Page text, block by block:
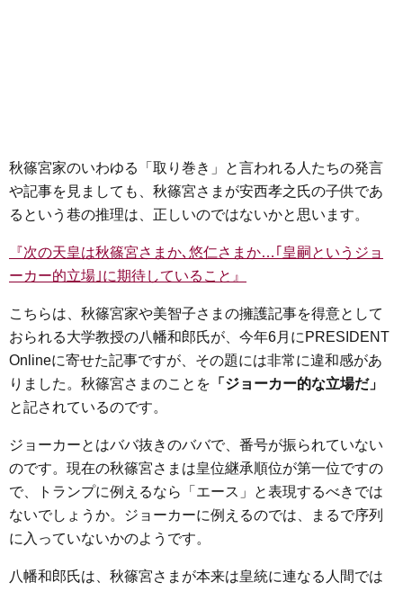
秋篠宮家のいわゆる「取り巻き」と言われる人たちの発言
や記事を見ましても、秋篠宮さまが安西孝之氏の子供であ
るという巷の推理は、正しいのではないかと思います。
『次の天皇は秋篠宮さまか､悠仁さまか…｢皇嗣というジョ
ーカー的立場｣に期待していること』
こちらは、秋篠宮家や美智子さまの擁護記事を得意として
おられる大学教授の八幡和郎氏が、今年6月にPRESIDENT
Onlineに寄せた記事ですが、その題には非常に違和感があ
りました。秋篠宮さまのことを 「ジョーカー的な立場だ」
と記されているのです。
ジョーカーとはババ抜きのババで、番号が振られていない
のです。現在の秋篠宮さまは皇位継承順位が第一位ですの
で、トランプに例えるなら「エース」と表現するべきでは
ないでしょうか。ジョーカーに例えるのでは、まるで序列
に入っていないかのようです。
八幡和郎氏は、秋篠宮さまが本来は皇統に連なる人間では